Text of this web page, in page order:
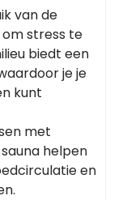
van de
stress te
biedt een
je je
kunt
met
helpen
en